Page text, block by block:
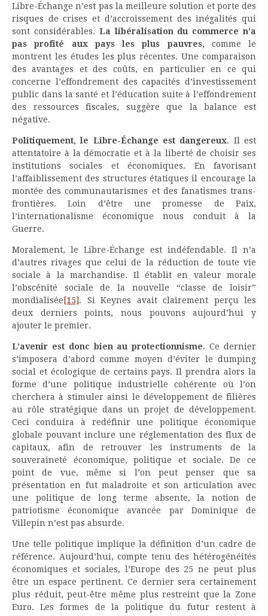
Libre-Échange n’est pas la meilleure solution et porte des
risques de crises et d’accroissement des inégalités qui
sont considérables. La libéralisation du commerce n’a
pas profité aux pays les plus pauvres, comme le
montrent les études les plus récentes. Une comparaison
des avantages et des coûts, en particulier en ce qui
concerne l’effondrement des capacités d’investissement
public dans la santé et l’éducation suite à l’effondrement
des ressources fiscales, suggère que la balance est
négative.
Politiquement, le Libre-Échange est dangereux. Il est
attentatoire à la démocratie et à la liberté de choisir ses
institutions sociales et économiques. En favorisant
l’affaiblissement des structures étatiques il encourage la
montée des communautarismes et des fanatismes trans-
frontières. Loin d’être une promesse de Paix,
l’internationalisme économique nous conduit à la
Guerre.
Moralement, le Libre-Échange est indéfendable. Il n’a
d’autres rivages que celui de la réduction de toute vie
sociale à la marchandise. Il établit en valeur morale
l’obscénité sociale de la nouvelle “classe de loisir”
mondialisée [15]. Si Keynes avait clairement perçu les
deux derniers points, nous pouvons aujourd’hui y
ajouter le premier.
L’avenir est donc bien au protectionnisme. Ce dernier
s’imposera d’abord comme moyen d’éviter le dumping
social et écologique de certains pays. Il prendra alors la
forme d’une politique industrielle cohérente où l’on
cherchera à stimuler ainsi le développement de filières
au rôle stratégique dans un projet de développement.
Ceci conduira à redéfinir une politique économique
globale pouvant inclure une réglementation des flux de
capitaux, afin de retrouver les instruments de la
souveraineté économique, politique et sociale. De ce
point de vue, même si l’on peut penser que sa
présentation en fut maladroite et son articulation avec
une politique de long terme absente, la notion de
patriotisme économique avancée par Dominique de
Villepin n’est pas absurde.
Une telle politique implique la définition d’un cadre de
référence. Aujourd’hui, compte tenu des hétérogénéités
économiques et sociales, l’Europe des 25 ne peut plus
être un espace pertinent. Ce dernier sera certainement
plus réduit, peut-être même plus restreint que la Zone
Euro. Les formes de la politique du futur restent à